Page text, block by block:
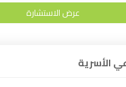
عرض الاستشارة
الأسرية